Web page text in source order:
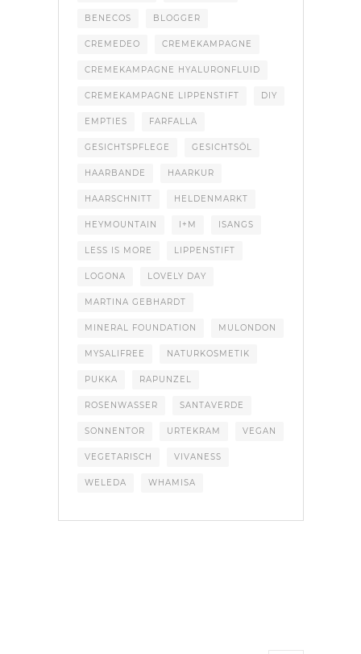
BENECOS BLOGGER
CREMEDEO CREMEKAMPAGNE
CREMEKAMPAGNE HYALURONFLUID
CREMEKAMPAGNE LIPPENSTIFT DIY
EMPTIES FARFALLA
GESICHTSPFLEGE GESICHTSÖL
HAARBANDE HAARKUR
HAARSCHNITT HELDENMARKT
HEYMOUNTAIN I+M ISANGS
LESS IS MORE LIPPENSTIFT
LOGONA LOVELY DAY
MARTINA GEBHARDT
MINERAL FOUNDATION MULONDON
MYSALIFREE NATURKOSMETIK
PUKKA RAPUNZEL
ROSENWASSER SANTAVERDE
SONNENTOR URTEKRAM VEGAN
VEGETARISCH VIVANESS
WELEDA WHAMISA